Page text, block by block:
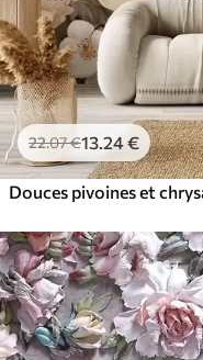
22.07€13 .24€